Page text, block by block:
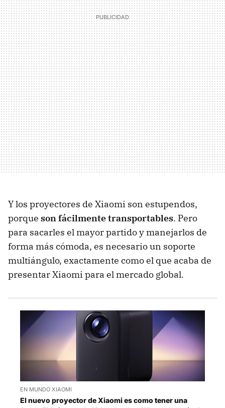
Y los proyectores de Xiaomi son estupendos,
porque son fácilmente transportables. Pero
para sacarles el mayor partido y manejarlos de
forma más cómoda, es necesario un soporte
multiángulo, exactamente como el que acaba de
presentar Xiaomi para el mercado global.
EN MUNDO XIAOMI
El nuevo proyector de Xiaomi es como tener una